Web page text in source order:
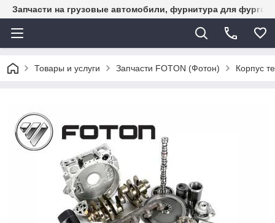
Запчасти на грузовые автомобили, фурнитура для
Товары и услуги Запчасти FOTON (Фотон) Корпус